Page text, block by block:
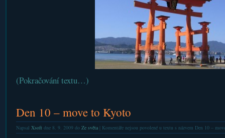
(Pokračování textu…)
Den 10 – move to Kyoto
Napsal Xsoftdne 8. 9. 2009 do Ze světa| Komentáře nejsou povolenéu textu s názvem Den 10 –